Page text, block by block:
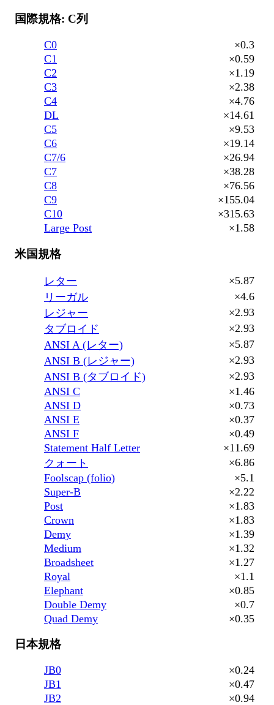
国際規格: C列
C0
×0.3
C1
×0.59
C2
×1.19
C3
×2.38
C4
×4.76
DL
×14.61
C5
×9.53
C6
×19.14
C7/6
×26.94
C7
×38.28
C8
×76.56
C9
×155.04
C10
×315.63
Large Post
×1.58
米国規格
レター
×5.87
リーガル
×4.6
レジャー
×2.93
タブロイド
×2.93
ANSI A (レター)
×5.87
ANSI B (レジャー)
×2.93
ANSI B (タブロイド)
×2.93
ANSI C
×1.46
ANSI D
×0.73
ANSI E
×0.37
ANSI F
×0.49
Statement Half Letter
×11.69
クォート
×6.86
Foolscap (folio)
×5.1
Super-B
×2.22
Post
×1.83
Crown
×1.83
Demy
×1.39
Medium
×1.32
Broadsheet
×1.27
Royal
×1.1
Elephant
×0.85
Double Demy
×0.7
Quad Demy
×0.35
日本規格
JB0
×0.24
JB1
×0.47
JB2
×0.94